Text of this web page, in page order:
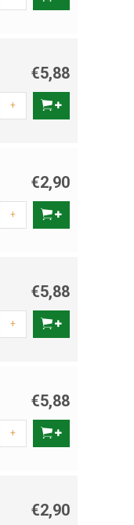
€5,88
+
€2,90
+
€5,88
+
€5,88
+
€2,90